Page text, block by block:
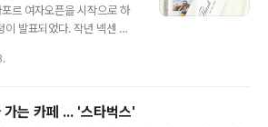
가 부모, 자녀 등과 2인1조
산으로 순위를 가리는 단순
리고 있습니다. 우즈는 5개
르 여자오픈을 시작으로 하
발표되었다. ​작년 넥센 세
수 개인의 이름을 각인해주
나인 마스터즈 2023에 나갔
백의 손잡이에 맞게 네임태
는 카페 ... '스타벅스'